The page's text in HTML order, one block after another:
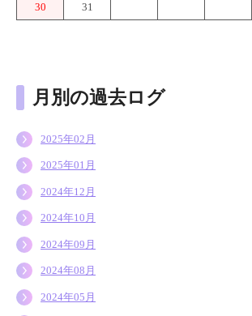
30 31
月別の過去ログ
2025年02月
2025年01月
2024年12月
2024年10月
2024年09月
2024年08月
2024年05月